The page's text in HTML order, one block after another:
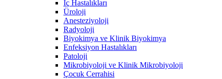
İç Hastalıkları
Üroloji
Anesteziyoloji
Radyoloji
Biyokimya ve Klinik Biyokimya
Enfeksiyon Hastalıkları
Patoloji
Mikrobiyoloji ve Klinik Mikrobiyoloji
Çocuk Cerrahisi